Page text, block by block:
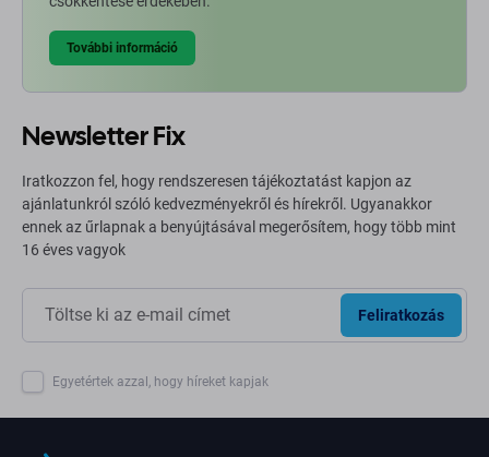
További információ
Newsletter Fix
Iratkozzon fel, hogy rendszeresen tájékoztatást kapjon az
ajánlatunkról szóló kedvezményekről és hírekről. Ugyanakkor
ennek az űrlapnak a benyújtásával megerősítem, hogy több mint
16 éves vagyok
Feliratkozás
Egyetértek azzal, hogy híreket kapjak